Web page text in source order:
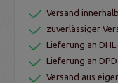
Versand
zuverlässiger
Lieferung an
Lieferung an
Versand aus